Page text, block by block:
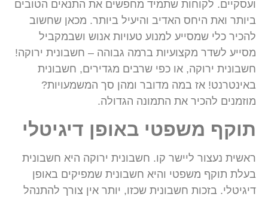
ועסקיים. לקוחות שתמיד מחפשים את התנאים הטובים
ביותר ואת היחס האדיב והיעיל ביותר. מכאן שחשוב
להכיר כלי שמסייע למנוע טעויות אנוש ושבמקביל
מסייע לשדר מקצועיות ברמה גבוהה – חשבונית ירוקה!
חשבונית ירוקה, או כפי שרבים מגדירים, חשבונית
באינטרנט! אז במה מדובר ומהן סך המשמעויות?
מוזמנים להכיר את התמונה הגדולה.
תוקף משפטי באופן דיגיטלי
ראשית נעצור ליישר קו. חשבונית ירוקה היא חשבונית
בעלת תוקף משפטי והיא חשבונית שמפיקים באופן
דיגיטלי. בזכות חשבונית שכזו, יותר אין צורך להתנהל